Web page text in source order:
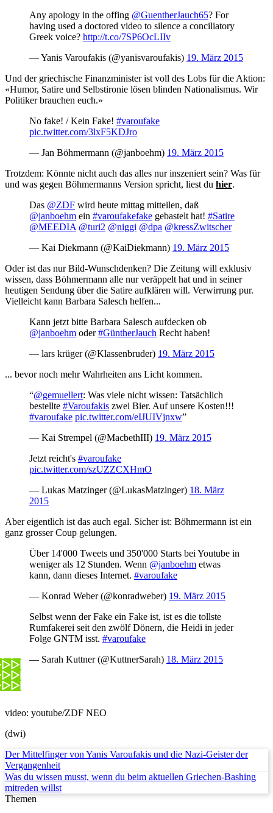
Any apology in the offing @GuentherJauch65? For
having used a doctored video to silence a conciliatory
Greek voice? http://t.co/7SP6OcLIIv
— Yanis Varoufakis (@yanisvaroufakis) 19. März 2015
Und der griechische Finanzminister ist voll des Lobs für die Aktion:
«Humor, Satire und Selbstironie lösen blinden Nationalismus. Wir
Politiker brauchen euch.»
No fake! / Kein Fake! #varoufake
pic.twitter.com/3lxF5KDJro
— Jan Böhmermann (@janboehm) 19. März 2015
Trotzdem: Könnte nicht auch das alles nur inszeniert sein? Was für
und was gegen Böhmermanns Version spricht, liest du hier.
Das @ZDF wird heute mittag mitteilen, daß
@janboehm ein #varoufakefake gebastelt hat! #Satire
@MEEDIA @turi2 @niggi @dpa @kressZwitscher
— Kai Diekmann (@KaiDiekmann) 19. März 2015
Oder ist das nur Bild-Wunschdenken? Die Zeitung will exklusiv
wissen, dass Böhmermann alle nur veräppelt hat und in seiner
heutigen Sendung über die Satire aufklären will. Verwirrung pur.
Vielleicht kann Barbara Salesch helfen...
Kann jetzt bitte Barbara Salesch aufdecken ob
@janboehm oder#GüntherJauch Recht haben!
— lars krüger (@Klassenbruder) 19. März 2015
... bevor noch mehr Wahrheiten ans Licht kommen.
“@gemuellert: Was viele nicht wissen: Tatsächlich
bestellte #Varoufakis zwei Bier. Auf unsere Kosten!!!
#varoufake pic.twitter.com/eIJUIVjnxw”
— Kai Strempel (@MacbethIII) 19. März 2015
Jetzt reicht's #varoufake
pic.twitter.com/szUZZCXHmO
— Lukas Matzinger (@LukasMatzinger) 18. März
2015
Aber eigentlich ist das auch egal. Sicher ist: Böhmermann ist ein
ganz grosser Coup gelungen.
Über 14'000 Tweets und 350'000 Starts bei Youtube in
weniger als 12 Stunden. Wenn @janboehm etwas
kann, dann dieses Internet. #varoufake
— Konrad Weber (@konradweber) 19. März 2015
Selbst wenn der Fake ein Fake ist, ist es die tollste
Rumfakerei seit den zwölf Dönern, die Heidi in jeder
Folge GNTM isst. #varoufake
— Sarah Kuttner (@KuttnerSarah) 18. März 2015
video: youtube/ZDF NEO
(dwi)
Der Mittelfinger von Yanis Varoufakis und die Nazi-Geister der
Vergangenheit
Was du wissen musst, wenn du beim aktuellen Griechen-Bashing
mitreden willst
Themen